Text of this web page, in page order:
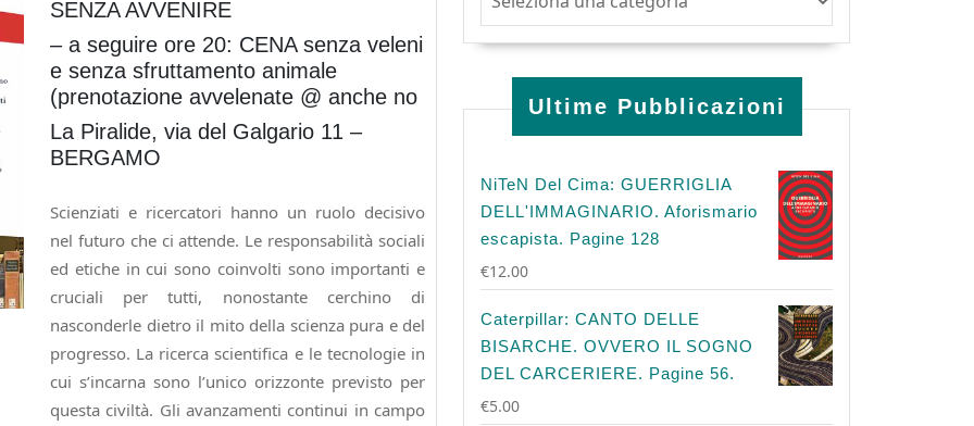
SENZA AVVENIRE
– a seguire ore 20: CENA senza veleni
e senza sfruttamento animale
(prenotazione avvelenate @ anche no
La Piralide, via del Galgario 11 –
BERGAMO
Scienziati e ricercatori hanno un ruolo decisivo
nel futuro che ci attende. Le responsabilità sociali
ed etiche in cui sono coinvolti sono importanti e
cruciali per tutti, nonostante cerchino di
nasconderle dietro il mito della scienza pura e del
progresso. La ricerca scientifica e le tecnologie in
cui s’incarna sono l’unico orizzonte previsto per
questa civiltà. Gli avanzamenti continui in campo
Ultime Pubblicazioni
NiTeN Del Cima: GUERRIGLIA
DELL'IMMAGINARIO. Aforismario
escapista. Pagine 128
€12.00
Caterpillar: CANTO DELLE
BISARCHE. OVVERO IL SOGNO
DEL CARCERIERE. Pagine 56.
€5.00